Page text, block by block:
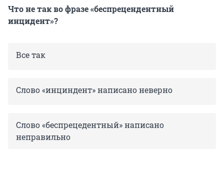
Что не так во фразе «беспрецендентный
инцидент»?
Все так
Слово «инциндент» написано неверно
Слово «беспрецедентный» написано
неправильно